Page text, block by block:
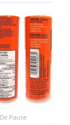
Pause